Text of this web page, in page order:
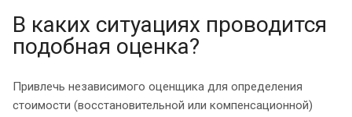
В каких ситуациях проводится
подобная оценка?
Привлечь независимого оценщика для определения
стоимости (восстановительной или компенсационной)